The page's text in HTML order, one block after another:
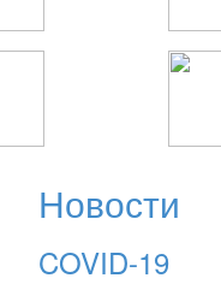
Новости
COVID-19